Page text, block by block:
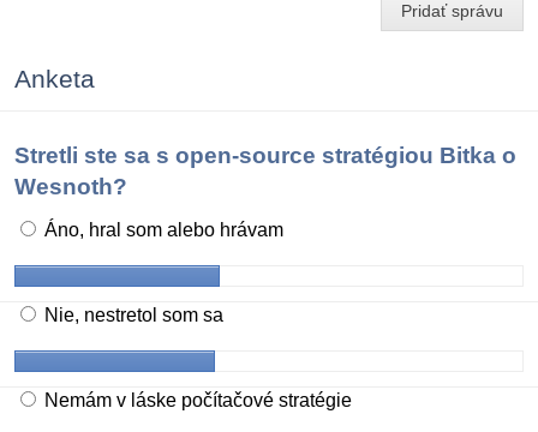
Pridať správu
Anketa
Stretli ste sa s open-source stratégiou Bitka o
Wesnoth?
Áno, hral som alebo hrávam
Nie, nestretol som sa
Nemám v láske počítačové stratégie